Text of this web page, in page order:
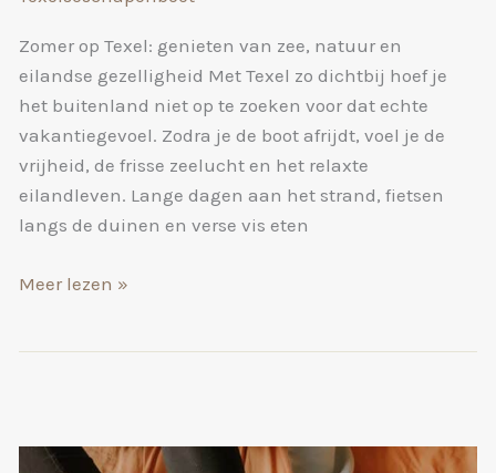
Zomer op Texel: genieten van zee, natuur en
eilandse gezelligheid Met Texel zo dichtbij hoef je
het buitenland niet op te zoeken voor dat echte
vakantiegevoel. Zodra je de boot afrijdt, voel je de
vrijheid, de frisse zeelucht en het relaxte
eilandleven. Lange dagen aan het strand, fietsen
langs de duinen en verse vis eten
Zomer
natuur
Meer lezen »